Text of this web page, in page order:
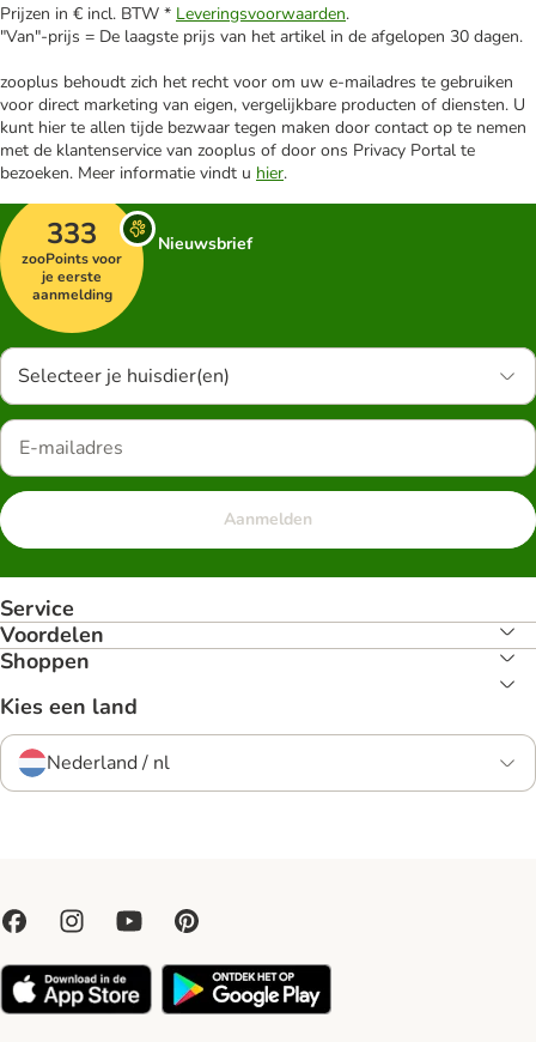
Prijzen in € incl. BTW * Leveringsvoorwaarden.
"Van"-prijs = De laagste prijs van het artikel in de afgelopen 30 dagen.
zooplus behoudt zich het recht voor om uw e-mailadres te gebruiken
voor direct marketing van eigen, vergelijkbare producten of diensten. U
kunt hier te allen tijde bezwaar tegen maken door contact op te nemen
met de klantenservice van zooplus of door ons Privacy Portal te
bezoeken. Meer informatie vindt u hier.
333
zooPoints voor
je eerste
aanmelding
Nieuwsbrief
Selecteer je huisdier(en)
Aanmelden
Service
Voordelen
Shoppen
Kies een land
Nederland / nl